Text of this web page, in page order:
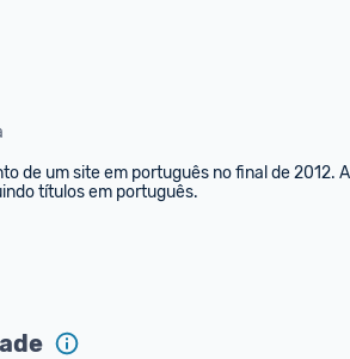
de um site em português no final de 2012.
títulos em português.